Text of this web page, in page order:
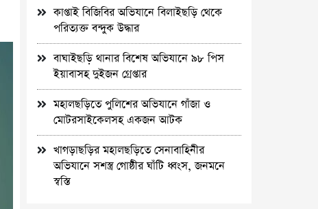
কাপ্তাই বিজিবির অভিযানে বিলাইছড়ি থেকে
পরিত্যক্ত বন্দুক উদ্ধার
বাঘাইছড়ি থানার বিশেষ অভিযানে ৯৮ পিস
ইয়াবাসহ দুইজন গ্রেপ্তার
মহালছড়িতে পুলিশের অভিযানে গাঁজা ও
মোটরসাইকেলসহ একজন আটক
খাগড়াছড়ির মহালছড়িতে সেনাবাহিনীর
অভিযানে সশস্ত্র গোষ্ঠীর ঘাঁটি ধ্বংস, জনমনে
স্বস্তি